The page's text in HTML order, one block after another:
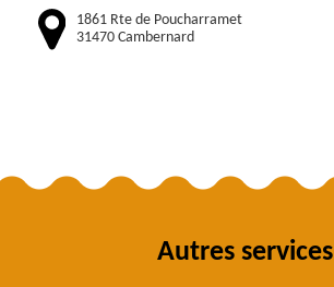
1861 Rte de Poucharramet
31470 Cambernard
Autres services